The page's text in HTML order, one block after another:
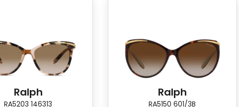
Ralph
RA5203 146313
Ralph
RA5150 601/3B